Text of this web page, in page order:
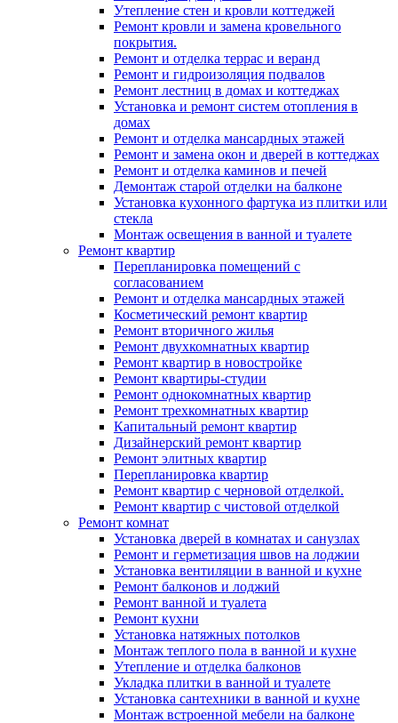
Утепление стен и кровли коттеджей
Ремонт кровли и замена кровельного
покрытия.
Ремонт и отделка террас и веранд
Ремонт и гидроизоляция подвалов
Ремонт лестниц в домах и коттеджах
Установка и ремонт систем отопления в
домах
Ремонт и отделка мансардных этажей
Ремонт и замена окон и дверей в коттеджах
Ремонт и отделка каминов и печей
Демонтаж старой отделки на балконе
Установка кухонного фартука из плитки или
стекла
Монтаж освещения в ванной и туалете
Ремонт квартир
Перепланировка помещений с
согласованием
Ремонт и отделка мансардных этажей
Косметический ремонт квартир
Ремонт вторичного жилья
Ремонт двухкомнатных квартир
Ремонт квартир в новостройке
Ремонт квартиры-студии
Ремонт однокомнатных квартир
Ремонт трехкомнатных квартир
Капитальный ремонт квартир
Дизайнерский ремонт квартир
Ремонт элитных квартир
Перепланировка квартир
Ремонт квартир с черновой отделкой.
Ремонт квартир с чистовой отделкой
Ремонт комнат
Установка дверей в комнатах и санузлах
Ремонт и герметизация швов на лоджии
Установка вентиляции в ванной и кухне
Ремонт балконов и лоджий
Ремонт ванной и туалета
Ремонт кухни
Установка натяжных потолков
Монтаж теплого пола в ванной и кухне
Утепление и отделка балконов
Укладка плитки в ванной и туалете
Установка сантехники в ванной и кухне
Монтаж встроенной мебели на балконе